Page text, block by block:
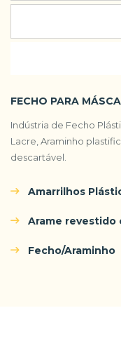
FECHO PARA
Indústria de Fecho
Lacre, Araminho
descartável.
Amarrilhos
Arame revestido
Fecho/Araminho